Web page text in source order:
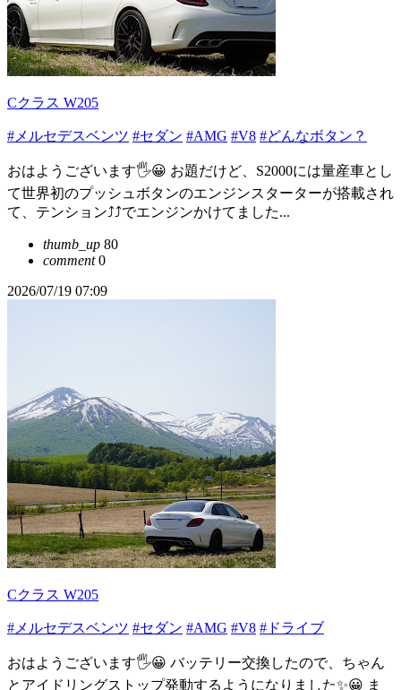
Cクラス W205
#メルセデスベンツ #セダン #AMG #V8 #どんなボタン？
おはようございます🖐😀 お題だけど、S2000には量産車とし
て世界初のプッシュボタンのエンジンスターターが搭載され
て、テンション⤴⤴でエンジンかけてました...
thumb_up 80
comment0
2026/07/19 07:09
Cクラス W205
#メルセデスベンツ #セダン #AMG #V8 #ドライブ
おはようございます🖐😀 バッテリー交換したので、ちゃん
とアイドリングストップ発動するようになりました✨😀 ま